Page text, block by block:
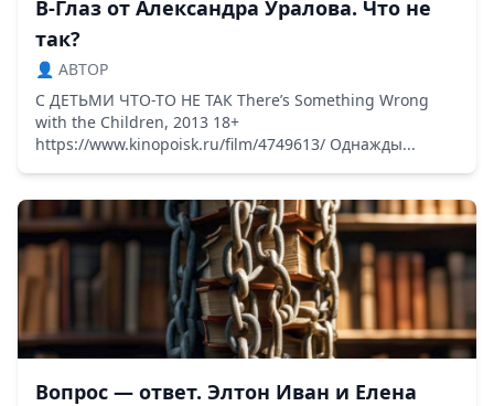
В-Глаз от Александра Уралова. Что не
так?
👤 ABTOP
С ДЕТЬМИ ЧТО-ТО НЕ ТАК There’s Something Wrong
with the Children, 2013 18+
https://www.kinopoisk.ru/film/4749613/ Однажды...
Вопрос — ответ. Элтон Иван и Елена